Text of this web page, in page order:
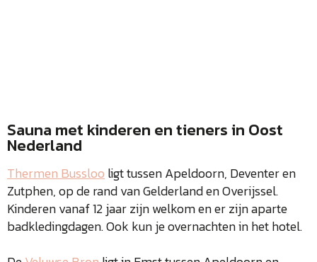
Sauna met kinderen en tieners in Oost
Nederland
Thermen Bussloo ligt tussen Apeldoorn, Deventer en
Zutphen, op de rand van Gelderland en Overijssel.
Kinderen vanaf 12 jaar zijn welkom en er zijn aparte
badkledingdagen. Ook kun je overnachten in het hotel.